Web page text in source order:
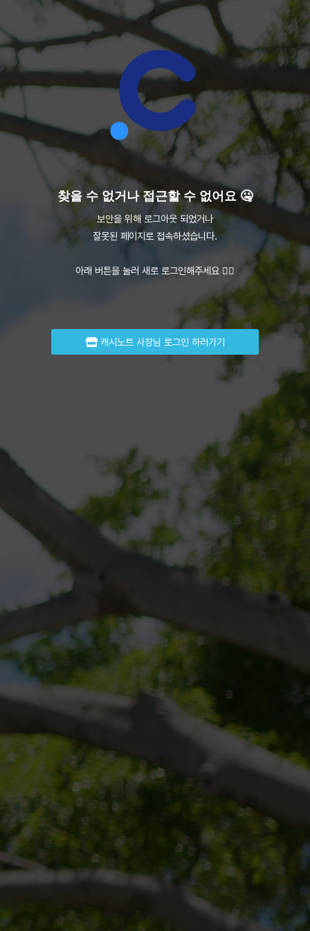
찾을 수 없거나 접근할 수 없어요 🤐
보안을 위해 로그아웃 되었거나
잘못된 페이지로 접속하셨습니다.
아래 버튼을 눌러 새로 로그인해주세요 👇🏻
캐시노트 사장님 로그인 하러가기